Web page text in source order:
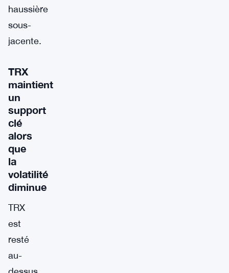
haussière
sous-
jacente.
TRX
maintient
un
support
clé
alors
que
la
volatilité
diminue
TRX
est
resté
au-